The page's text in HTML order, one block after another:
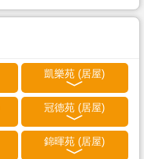
凱樂苑 (居屋)
冠德苑 (居屋)
錦暉苑 (居屋)